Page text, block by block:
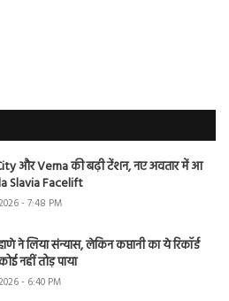
और Verna की बढ़ी टेंशन, नए अवतार में आ
Slavia Facelift
- 7:48 PM
ने लिया संन्यास, लेकिन कप्तानी का ये रिकॉर्ड
नहीं तोड़ पाया
- 6:40 PM